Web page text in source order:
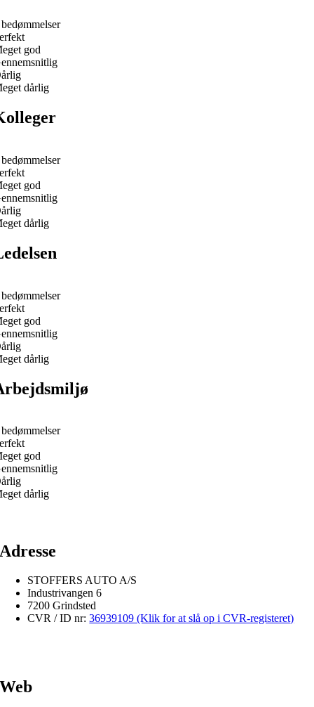
god
dårlig
god
dårlig
god
dårlig
god
dårlig
Adresse
STOFFERS AUTO A/S
Industrivangen 6
7200 Grindsted
CVR / ID nr:36939109 (Klik for at slå op i CVR-registeret)
Web